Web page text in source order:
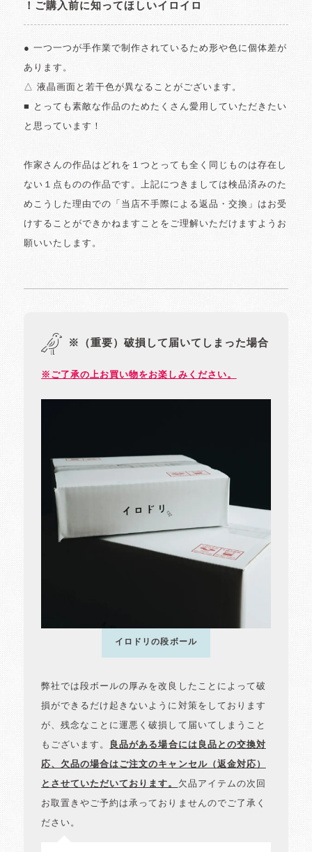
！ご購入前に知ってほしいイロイロ
● 一つ一つが手作業で制作されているため形や色に個体差が
あります。
△ 液晶画面と若干色が異なることがございます。
■ とっても素敵な作品のためたくさん愛用していただきたい
と思っています！
作家さんの作品はどれを１つとっても全く同じものは存在し
ない１点ものの作品です。上記につきましては検品済みのた
めこうした理由での「当店不手際による返品・交換」はお受
けすることができかねますことをご理解いただけますようお
願いいたします。
※（重要）破損して届いてしまった場合
※ご了承の上お買い物をお楽しみください。
イロドリの段ボール
弊社では段ボールの厚みを改良したことによって破
損ができるだけ起きないように対策をしております
が、残念なことに運悪く破損して届いてしまうこと
もございます。 良品がある場合には良品との交換対
応、欠品の場合はご注文のキャンセル（返金対応）
とさせていただいております。 欠品アイテムの次回
お取置きやご予約は承っておりませんのでご了承く
ださい。